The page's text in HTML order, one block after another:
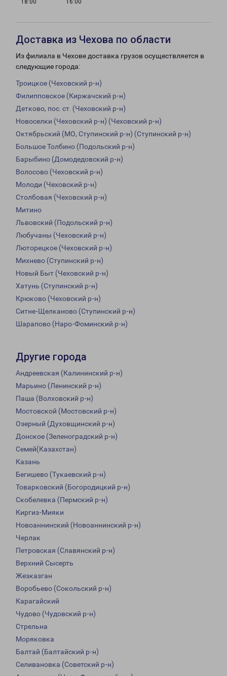
18:00
16:00
Доставка из Чехова по области
Из филиала в Чехове доставка грузов осуществляется в
следующие города:
Троицкое (Чеховский р-н)
Филипповское (Киржачский р-н)
Детково, пос. ст. (Чеховский р-н)
Новоселки (Чеховский р-н) (Чеховский р-н)
Октябрьский (МО, Ступинский р-н) (Ступинский р-н)
Большое Толбино (Подольский р-н)
Барыбино (Домодедовский р-н)
Волосово (Чеховский р-н)
Молоди (Чеховский р-н)
Столбовая (Чеховский р-н)
Митино
Львовский (Подольский р-н)
Любучаны (Чеховский р-н)
Люторецкое (Чеховский р-н)
Михнево (Ступинский р-н)
Новый Быт (Чеховский р-н)
Хатунь (Ступинский р-н)
Крюково (Чеховский р-н)
Ситне-Щелканово (Ступинский р-н)
Шарапово (Наро-Фоминский р-н)
Другие города
Андреевская (Калининский р-н)
Марьино (Ленинский р-н)
Паша (Волховский р-н)
Мостовской (Мостовский р-н)
Озерный (Духовщинский р-н)
Донское (Зеленоградский р-н)
Семей(Казахстан)
Казань
Бегишево (Тукаевский р-н)
Товарковский (Богородицкий р-н)
Скобелевка (Пермский р-н)
Киргиз-Мияки
Новоаннинский (Новоаннинский р-н)
Черлак
Петровская (Славянский р-н)
Верхний Сысерть
Жезказган
Воробьево (Сокольский р-н)
Карагайский
Чудово (Чудовский р-н)
Стрельна
Моряковка
Балтай (Балтайский р-н)
Селивановка (Советский р-н)